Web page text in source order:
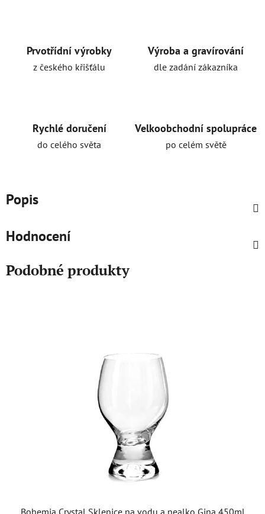
Prvotřídní výrobky
z českého křišťálu
Výroba a gravírování
dle zadání zákazníka
Rychlé doručení
do celého světa
Velkoobchodní spolupráce
po celém světě
Popis
Hodnocení
Podobné produkty
Bohemia Crystal Sklenice na vodu a nealko Gina 450ml